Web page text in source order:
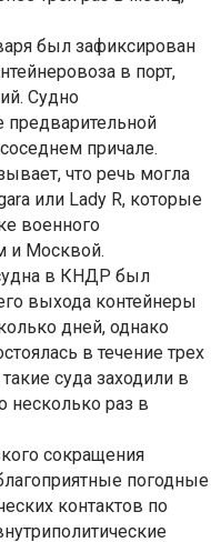
был зафиксирован
в порт,
Судно
предварительной
причале.
что речь могла
или Lady R, которые
военного
и Москвой.
в КНДР был
выхода контейнеры
дней, однако
в течение трех
суда заходили в
несколько раз в
сокращения
погодные
контактов по